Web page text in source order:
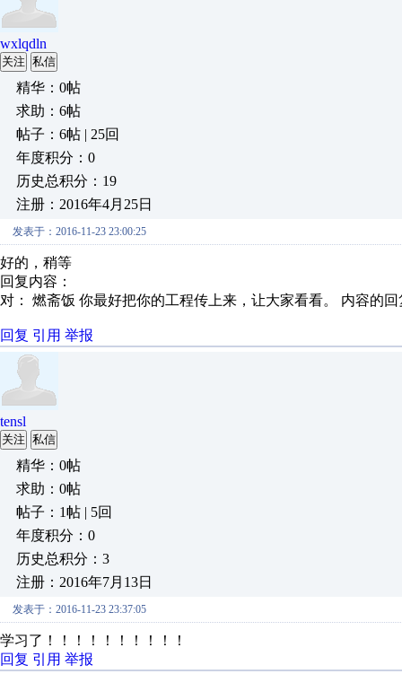
wxlqdln
关注 私信
精华：0帖
求助：6帖
帖子：6帖 | 25回
年度积分：0
历史总积分：19
注册：2016年4月25日
发表于：2016-11-23 23:00:25
好的，稍等
回复内容：
对： 燃斋饭 你最好把你的工程传上来，让大家看看。 内容的回
回复 引用 举报
tensl
关注 私信
精华：0帖
求助：0帖
帖子：1帖 | 5回
年度积分：0
历史总积分：3
注册：2016年7月13日
发表于：2016-11-23 23:37:05
学习了！！！！！！！！！！
回复 引用 举报